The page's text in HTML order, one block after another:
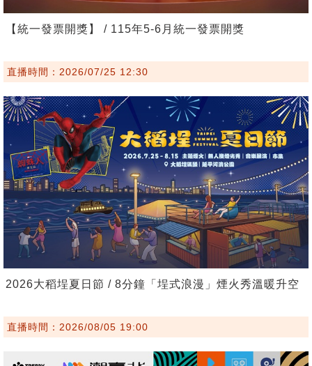
【統一發票開獎】 / 115年5-6月統一發票開獎
直播時間：2026/07/25 12:30
2026大稻埕夏日節 / 8分鐘「埕式浪漫」煙火秀溫暖升空
直播時間：2026/08/05 19:00